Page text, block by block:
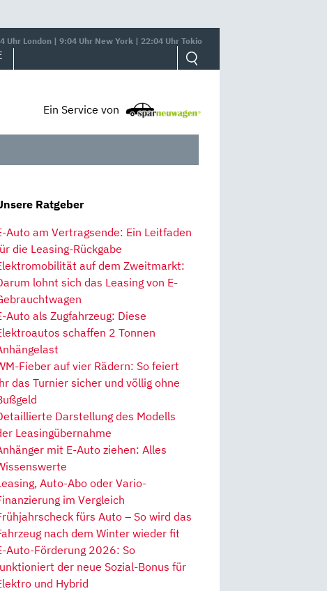
London | 9:04 Uhr New York | 22:04 Uhr Tokio
Ein Service von
Ratgeber
Auto am Vertragsende: Ein Leitfaden
die Leasing-Rückgabe
auf dem Zweitmarkt:
lohnt sich das Leasing von E-
Auto als Zugfahrzeug: Diese
schaffen 2 Tonnen
Fieber auf vier Rädern: So feiert
das Turnier sicher und völlig ohne
Darstellung des Modells
Leasingübernahme
mit E-Auto ziehen: Alles
Auto-Abo oder Vario-
im Vergleich
fürs Auto – So wird das
nach dem Winter wieder fit
Auto-Förderung 2026: So
der neue Sozial-Bonus für
und Hybrid